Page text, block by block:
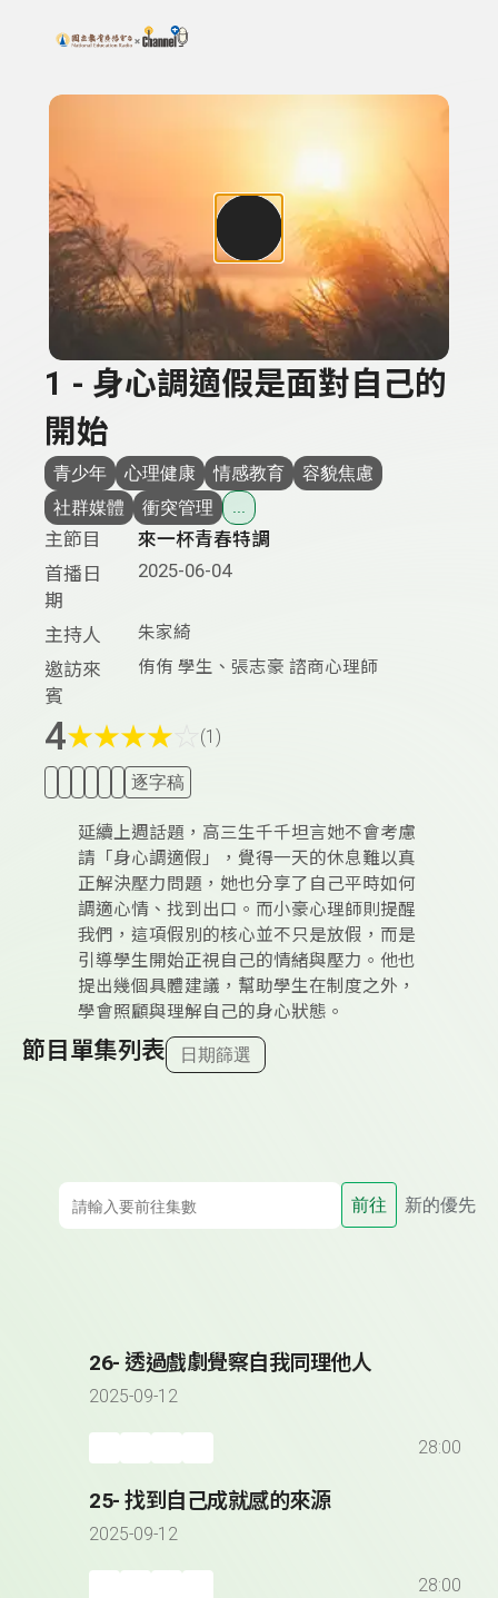
上方功能區塊
搜尋關鍵字：可輸入節目名稱、主持人或關鍵字
1 - 身心調適假是面對自己的
開始
青少年 心理健康 情感教育
容貌焦慮
社群媒體
衝突管理
主節目
來一杯青春特調
首播日
期
2025-06-04
主持人 朱家綺
邀訪來
賓
侑侑 學生、張志豪 諮商心理師
4★★★★ (1)
逐字稿
延續上週話題，高三生千千坦言她不會考慮
請「身心調適假」，覺得一天的休息難以真
正解決壓力問題，她也分享了自己平時如何
調適心情、找到出口。而小豪心理師則提醒
我們，這項假別的核心並不只是放假，而是
引導學生開始正視自己的情緒與壓力。他也
提出幾個具體建議，幫助學生在制度之外，
學會照顧與理解自己的身心狀態。
節目單集列表 日期篩選
前往 新的優先
26- 透過戲劇覺察自我同理他人
2025-09-12
28:00
25- 找到自己成就感的來源
2025-09-12
28:00